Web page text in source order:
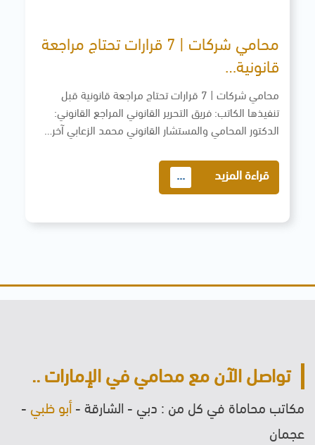
محامي شركات | 7 قرارات تحتاج مراجعة
قانونية…
محامي شركات | 7 قرارات تحتاج مراجعة قانونية قبل
تنفيذها الكاتب: فريق التحرير القانوني المراجع القانوني:
الدكتور المحامي والمستشار القانوني محمد الزعابي آخر…
قراءة المزيد ...
تواصل الآن مع محامي في الإمارات ..
مكاتب محاماة في كل من : دبي - الشارقة -أبو ظبي -
عجمان